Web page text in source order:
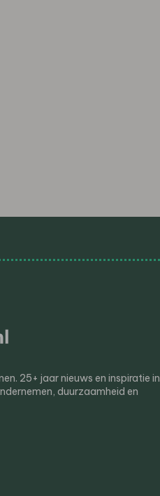
25+ jaar nieuws en inspiratie in
duurzaamheid en